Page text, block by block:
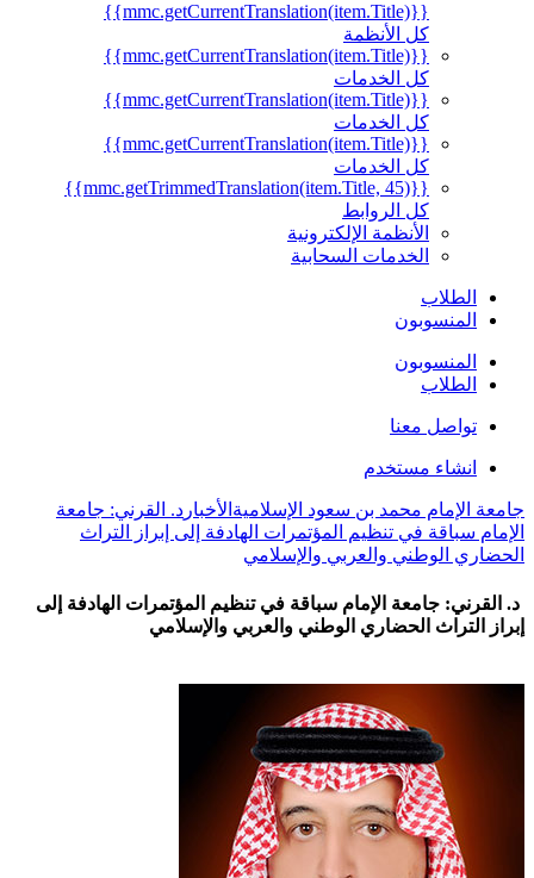
{{mmc.getCurrentTranslation(item.Title)}}
كل الأنظمة
{{mmc.getCurrentTranslation(item.Title)}}
كل الخدمات
{{mmc.getCurrentTranslation(item.Title)}}
كل الخدمات
{{mmc.getCurrentTranslation(item.Title)}}
كل الخدمات
{{mmc.getTrimmedTranslation(item.Title, 45)}}
كل الروابط
الأنظمة الإلكترونية
الخدمات السحابية
الطلاب
المنسوبون
المنسوبون
الطلاب
تواصل معنا
انشاء مستخدم
جامعة الإمام محمد بن سعود الإسلامية الأخبار د. القرني: جامعة
الإمام سباقة في تنظيم المؤتمرات الهادفة إلى إبراز التراث
الحضاري الوطني والعربي والإسلامي
د. القرني: جامعة الإمام سباقة في تنظيم المؤتمرات الهادفة إلى
إبراز التراث الحضاري الوطني والعربي والإسلامي